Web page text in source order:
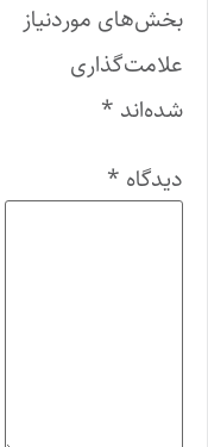
بخش‌های موردنیاز
علامت‌گذاری
شده‌اند *
دیدگاه *